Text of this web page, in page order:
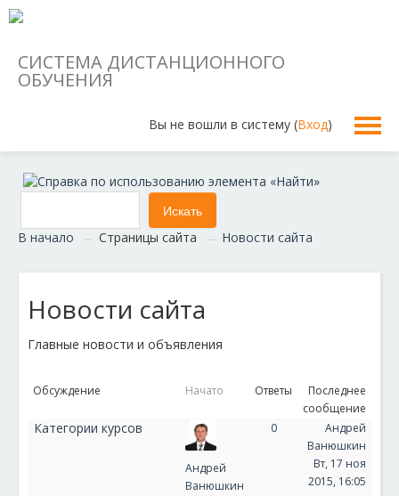
СИСТЕМА ДИСТАНЦИОННОГО
ОБУЧЕНИЯ
Вы не вошли в систему (Вход)
Русский ‎(ru)‎
В начало → Страницы сайта → Новости сайта
Новости сайта
Главные новости и объявления
Обсуждение Начато Ответы
Последнее
сообщение
Категории курсов
Андрей
Ванюшкин
0
Андрей
Ванюшкин
Вт, 17 ноя
2015, 16:05